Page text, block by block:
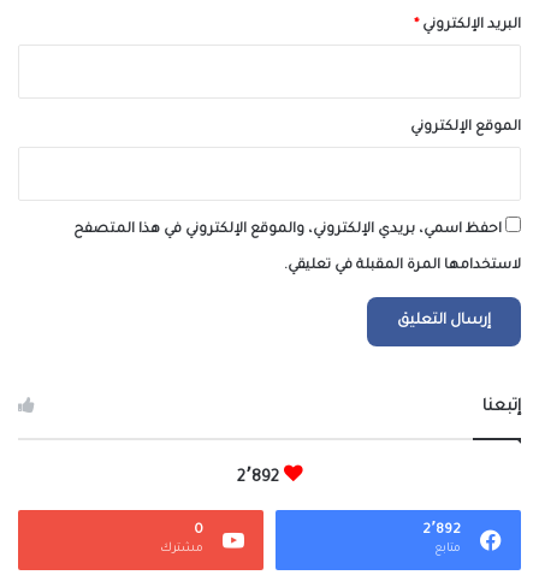
البريد الإلكتروني*
الموقع الإلكتروني
احفظ اسمي، بريدي الإلكتروني، والموقع الإلكتروني في هذا المتصفح
لاستخدامها المرة المقبلة في تعليقي.
إتبعنا
2٬892
2٬892
متابع
0
مشترك